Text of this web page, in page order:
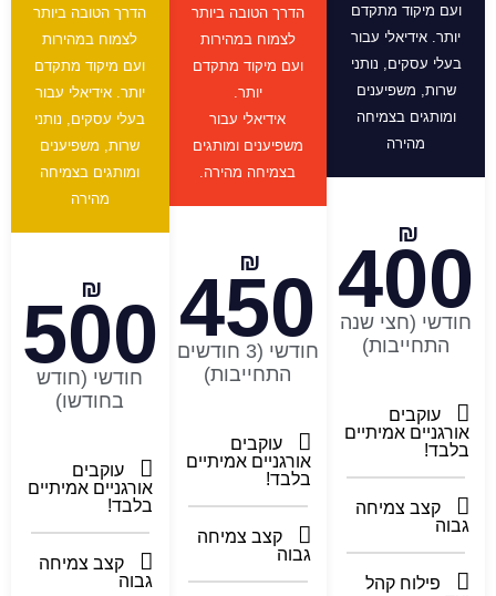
ועם מיקוד מתקדם
יותר. אידיאלי עבור
בעלי עסקים, נותני
שרות, משפיענים
ומותגים בצמיחה
מהירה
₪
400
חודשי (חצי שנה
התחייבות)
עוקבים
אורגניים אמיתיים
בלבד!
קצב צמיחה
גבוה
פילוח קהל
הדרך הטובה ביותר
לצמוח במהירות
ועם מיקוד מתקדם
יותר.
אידיאלי עבור
משפיענים ומותגים
בצמיחה מהירה.
₪
450
חודשי (3 חודשים
התחייבות)
עוקבים
אורגניים אמיתיים
בלבד!
קצב צמיחה
גבוה
הדרך הטובה ביותר
לצמוח במהירות
ועם מיקוד מתקדם
יותר. אידיאלי עבור
בעלי עסקים, נותני
שרות, משפיענים
ומותגים בצמיחה
מהירה
₪
500
חודשי (חודש
בחודשו)
עוקבים
אורגניים אמיתיים
בלבד!
קצב צמיחה
גבוה